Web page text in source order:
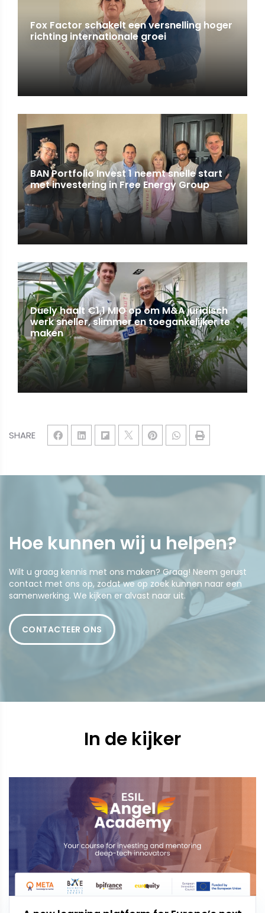
SHARE
Fox Factor schakelt een versnelling hoger
richting internationale groei
BAN Portfolio Invest 1 neemt snelle start
met investering in Free Energy Group
Duely haalt €1,1 MIO op om M&A juridisch
werk sneller, slimmer en toegankelijker te
maken
Hoe kunnen wij u helpen?
Wilt u graag kennis met ons maken? Graag! Neem gerust
contact met ons op, zodat we op zoek kunnen naar een
samenwerking. We kijken er alvast naar uit.
CONTACTEER ONS
In de kijker